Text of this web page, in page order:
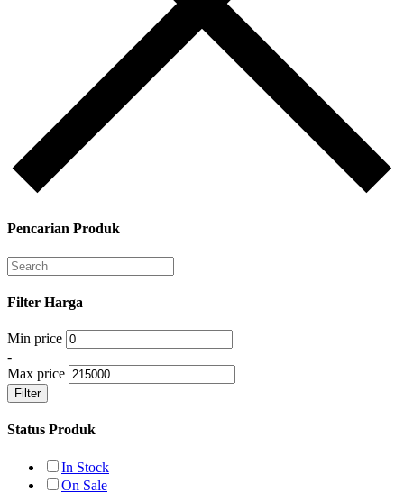
Pencarian Produk
Filter Harga
Min price
-
Max price
Filter
Status Produk
In Stock
On Sale